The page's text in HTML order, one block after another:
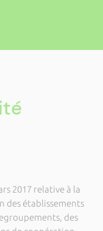
2017 relative à la
des établissements
des